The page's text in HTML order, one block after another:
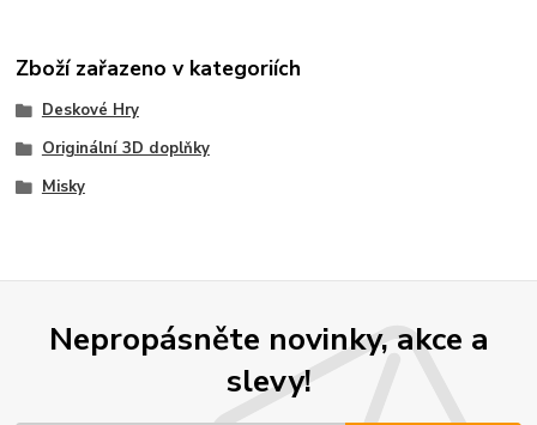
Zboží zařazeno v kategoriích
Deskové Hry
Originální 3D doplňky
Misky
Nepropásněte novinky, akce a
slevy!